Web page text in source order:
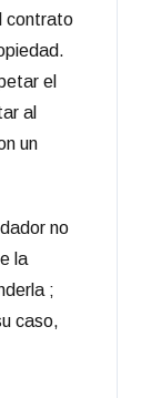
contrato
el
al
un
no
la
;
caso,